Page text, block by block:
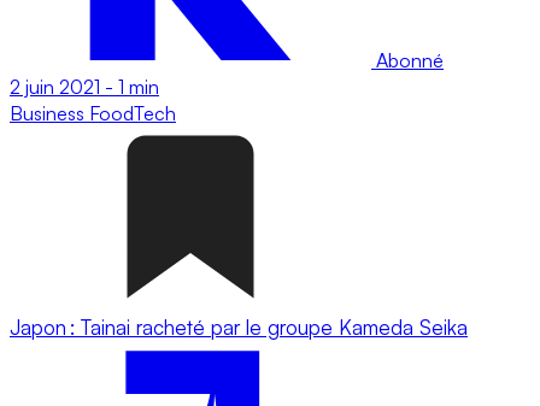
Abonné
2 juin 2021 - 1 min
Business FoodTech
Japon : Tainai racheté par le groupe Kameda Seika